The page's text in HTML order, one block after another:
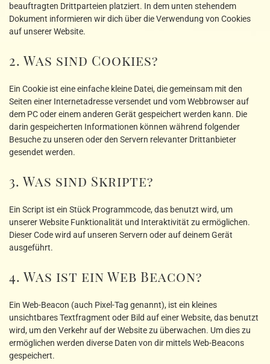
beauftragten Drittparteien platziert. In dem unten stehendem
Dokument informieren wir dich über die Verwendung von Cookies
auf unserer Website.
2. Was sind Cookies?
Ein Cookie ist eine einfache kleine Datei, die gemeinsam mit den
Seiten einer Internetadresse versendet und vom Webbrowser auf
dem PC oder einem anderen Gerät gespeichert werden kann. Die
darin gespeicherten Informationen können während folgender
Besuche zu unseren oder den Servern relevanter Drittanbieter
gesendet werden.
3. Was sind Skripte?
Ein Script ist ein Stück Programmcode, das benutzt wird, um
unserer Website Funktionalität und Interaktivität zu ermöglichen.
Dieser Code wird auf unseren Servern oder auf deinem Gerät
ausgeführt.
4. Was ist ein Web Beacon?
Ein Web-Beacon (auch Pixel-Tag genannt), ist ein kleines
unsichtbares Textfragment oder Bild auf einer Website, das benutzt
wird, um den Verkehr auf der Website zu überwachen. Um dies zu
ermöglichen werden diverse Daten von dir mittels Web-Beacons
gespeichert.